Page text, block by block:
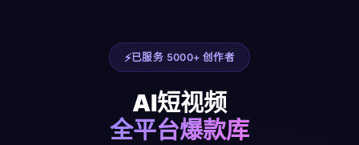
已服务 5000+ 创作者
AI短视频
全平台爆款库